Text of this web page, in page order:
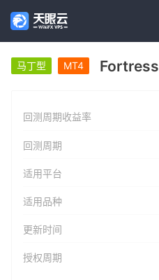
马丁型 MT4 Fortress
回测周期收益率
回测周期
适用平台
适用品种
更新时间
授权周期